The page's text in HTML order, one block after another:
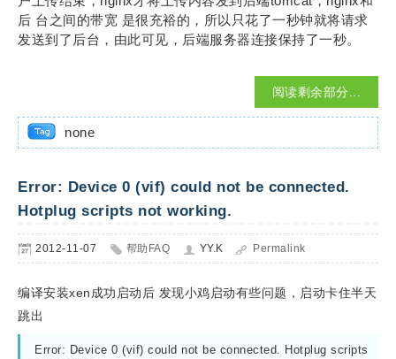
后 台之间的带宽 是很充裕的，所以只花了一秒钟就将请求
发送到了后台，由此可见，后端服务器连接保持了一秒。
阅读剩余部分...
none
Error: Device 0 (vif) could not be connected.
Hotplug scripts not working.
2012-11-07 帮助FAQ YY.K Permalink
编译安装xen成功启动后 发现小鸡启动有些问题，启动卡住半天
跳出
Error: Device 0 (vif) could not be connected. Hotplug scripts